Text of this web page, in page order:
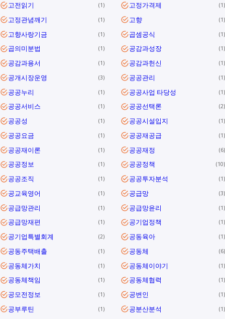
고전읽기 1 고정가격제 1
고정관념깨기 1 고향 1
고향사랑기금 1 곱셈공식 1
곱의미분법 1 공감과성장 1
공감과용서 1 공감과헌신 1
공개시장운영 3 공공관리 1
공공누리 1 공공사업 타당성 1
공공서비스 1 공공선택론 2
공공성 1 공공시설입지 1
공공요금 1 공공재공급 1
공공재이론 1 공공재정 6
공공정보 1 공공정책 10
공공조직 1 공공투자분석 1
공교육영어 1 공급망 3
공급망관리 1 공급망윤리 1
공급망재편 1 공기업정책 1
공기업특별회계 2 공동육아 1
공동주택배출 1 공동체 6
공동체가치 1 공동체이야기 1
공동체책임 1 공동체협력 1
공모전정보 1 공변인 1
공부루틴 1 공분산분석 1